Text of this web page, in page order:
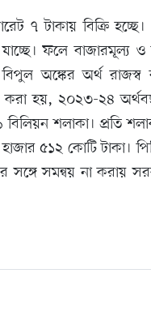
৭ টাকায় বিক্রি
যাচ্ছে। ফলে বাজারমূল্য
অঙ্কের অর্থ রাজস্ব
হয়, ২০২৩-২৪
শলাকা। প্রতি
৫১২ কোটি টাকা।
সঙ্গে সমন্বয় না করায়